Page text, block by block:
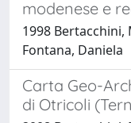
modenese e
1998 Bertacchini,
Fontana, Daniela
Carta Geo-
di Otricoli